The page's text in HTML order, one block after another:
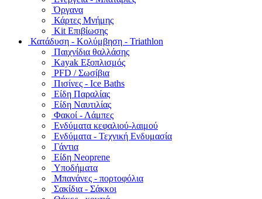
Όργανα
Κάρτες Μνήμης
Kit Επιβίωσης
Κατάδυση - Κολύμβηση - Triathlon
Παιχνίδια θαλλάσης
Kayak Εξοπλισμός
PFD / Σωσίβια
Πισίνες - Ice Baths
Είδη Παραλίας
Είδη Ναυτιλίας
Φακοί - Λάμπες
Ενδύματα κεφαλιού-λαιμού
Ενδύματα - Τεχνική Ενδυμασία
Γάντια
Είδη Neoprene
Υποδήματα
Μπανάνες - πορτοφόλια
Σακίδια - Σάκκοι